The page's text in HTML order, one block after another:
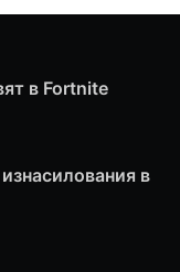
в Fortnite
в